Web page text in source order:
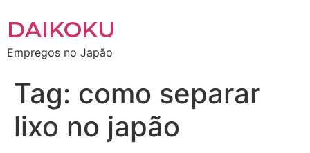
DAIKOKU
Empregos no Japão
Tag: como separar
lixo no japão